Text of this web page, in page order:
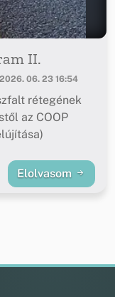
II.
06. 23 16:54
rétegének
az COOP
Elolvasom